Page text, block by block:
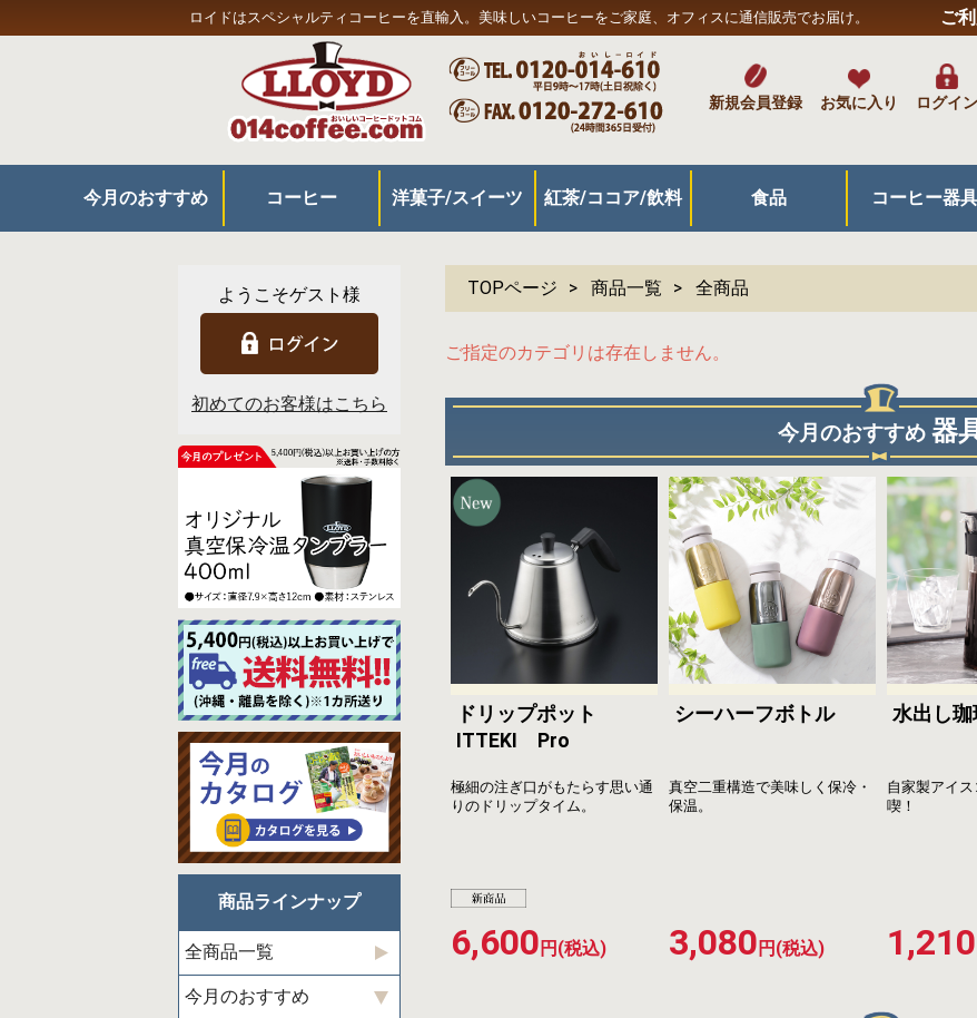
ロイドはスペシャルティコーヒーを直輸入。美味しいコーヒーをご家庭、オフィスに通信販売でお届け。 ご
新規会員登録 お気に入り ログイン
今月のおすすめ コーヒー 洋菓子/スイーツ 紅茶/ココア/飲料 食品 コーヒー器具
ようこそゲスト様
初めてのお客様はこちら
商品ラインナップ
全商品一覧
今月のおすすめ
TOPページ 商品一覧 全商品
ご指定のカテゴリは存在しません。
今月のおすすめ 器
ドリップポット
ITTEKI Pro
極細の注ぎ口がもたらす思い通
りのドリップタイム。
6,600 円(税込)
シーハーフボトル
真空二重構造で美味しく保冷・
保温。
3,080 円(税込)
水出し珈
自家製アイ
喫！
1,210